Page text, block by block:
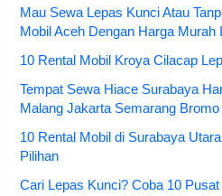
Mau Sewa Lepas Kunci Atau
Mobil Aceh Dengan Harga Murah
10 Rental Mobil Kroya Cilacap
Tempat Sewa Hiace Surabaya
Malang Jakarta Semarang
10 Rental Mobil di Surabaya
Pilihan
Cari Lepas Kunci? Coba 10